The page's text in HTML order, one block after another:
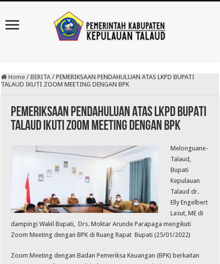
Home / BERITA / PEMERIKSAAN PENDAHULUAN ATAS LKPD BUPATI
TALAUD IKUTI ZOOM MEETING DENGAN BPK
PEMERIKSAAN PENDAHULUAN ATAS LKPD BUPATI
TALAUD IKUTI ZOOM MEETING DENGAN BPK
Melonguane-
Talaud,
Bupati
Kepulauan
Talaud dr.
Elly Engelbert
Lasut, ME di
dampingi Wakil Bupati, Drs. Moktar Arunde Parapaga mengikuti
Zoom Meeting dengan BPK di Ruang Rapat Bupati (25/01/2022)
Zoom Meeting dengan Badan Pemeriksa Keuangan (BPK) berkaitan